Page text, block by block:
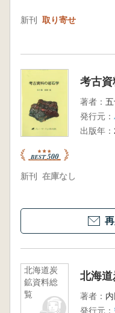
新刊 取り寄せ
考古
著者：
発行元：
出版年：
新刊 在庫なし
北海道炭
鉱資料総
覧
北海
著者：
発行元：